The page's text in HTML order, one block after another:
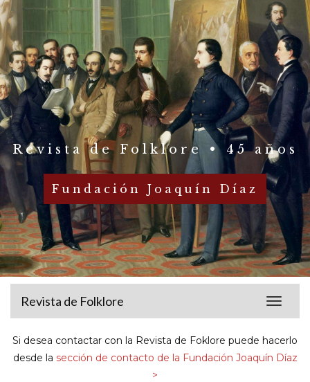
Revista de Folklore • 45 años
Fundación Joaquín Díaz
Toggle
Revista de Folklore
Si desea contactar con la Revista de Foklore puede hacerlo
desde la sección de contacto de la Fundación Joaquín Díaz
>